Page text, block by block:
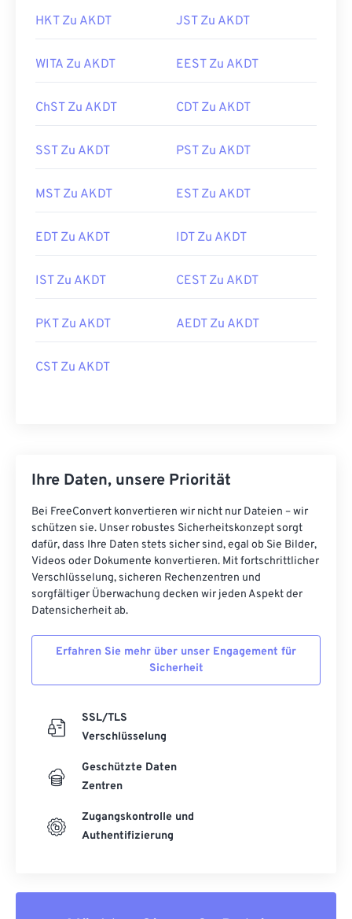
HKT Zu AKDT JST Zu AKDT
WITA Zu AKDT EEST Zu AKDT
ChST Zu AKDT CDT Zu AKDT
SST Zu AKDT PST Zu AKDT
MST Zu AKDT EST Zu AKDT
EDT Zu AKDT IDT Zu AKDT
IST Zu AKDT CEST Zu AKDT
PKT Zu AKDT AEDT Zu AKDT
CST Zu AKDT
Ihre Daten, unsere Priorität
Bei FreeConvert konvertieren wir nicht nur Dateien – wir
schützen sie. Unser robustes Sicherheitskonzept sorgt
dafür, dass Ihre Daten stets sicher sind, egal ob Sie Bilder,
Videos oder Dokumente konvertieren. Mit fortschrittlicher
Verschlüsselung, sicheren Rechenzentren und
sorgfältiger Überwachung decken wir jeden Aspekt der
Datensicherheit ab.
Erfahren Sie mehr über unser Engagement für
Sicherheit
SSL/TLS
Verschlüsselung
Geschützte Daten
Zentren
Zugangskontrolle und
Authentifizierung